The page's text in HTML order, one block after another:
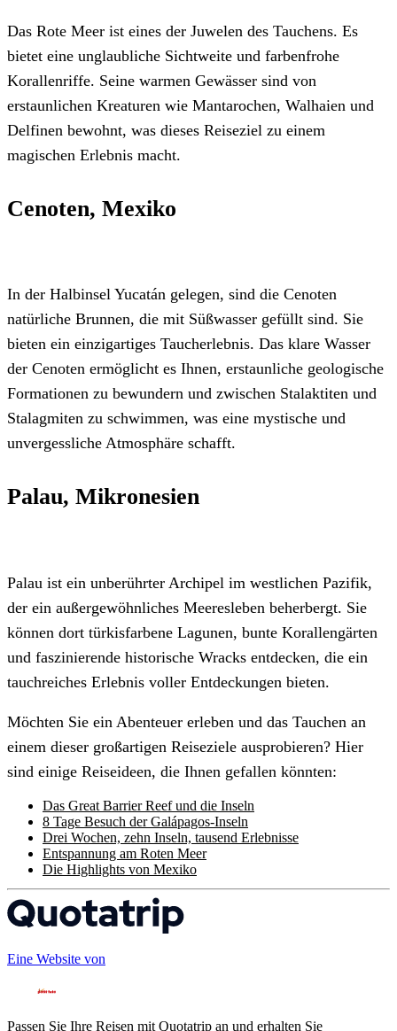
Das Rote Meer ist eines der Juwelen des Tauchens. Es
bietet eine unglaubliche Sichtweite und farbenfrohe
Korallenriffe. Seine warmen Gewässer sind von
erstaunlichen Kreaturen wie Mantarochen, Walhaien und
Delfinen bewohnt, was dieses Reiseziel zu einem
magischen Erlebnis macht.
Cenoten, Mexiko
In der Halbinsel Yucatán gelegen, sind die Cenoten
natürliche Brunnen, die mit Süßwasser gefüllt sind. Sie
bieten ein einzigartiges Taucherlebnis. Das klare Wasser
der Cenoten ermöglicht es Ihnen, erstaunliche geologische
Formationen zu bewundern und zwischen Stalaktiten und
Stalagmiten zu schwimmen, was eine mystische und
unvergessliche Atmosphäre schafft.
Palau, Mikronesien
Palau ist ein unberührter Archipel im westlichen Pazifik,
der ein außergewöhnliches Meeresleben beherbergt. Sie
können dort türkisfarbene Lagunen, bunte Korallengärten
und faszinierende historische Wracks entdecken, die ein
tauchreiches Erlebnis voller Entdeckungen bieten.
Möchten Sie ein Abenteuer erleben und das Tauchen an
einem dieser großartigen Reiseziele ausprobieren? Hier
sind einige Reiseideen, die Ihnen gefallen könnten:
Das Great Barrier Reef und die Inseln
8 Tage Besuch der Galápagos-Inseln
Drei Wochen, zehn Inseln, tausend Erlebnisse
Entspannung am Roten Meer
Die Highlights von Mexiko
Eine Website von
Passen Sie Ihre Reisen mit Quotatrip an und erhalten Sie